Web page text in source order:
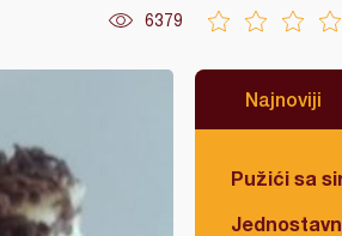
6379
Najnoviji
Pužići sa